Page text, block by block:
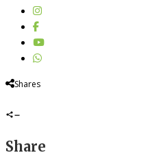
Shares
Share